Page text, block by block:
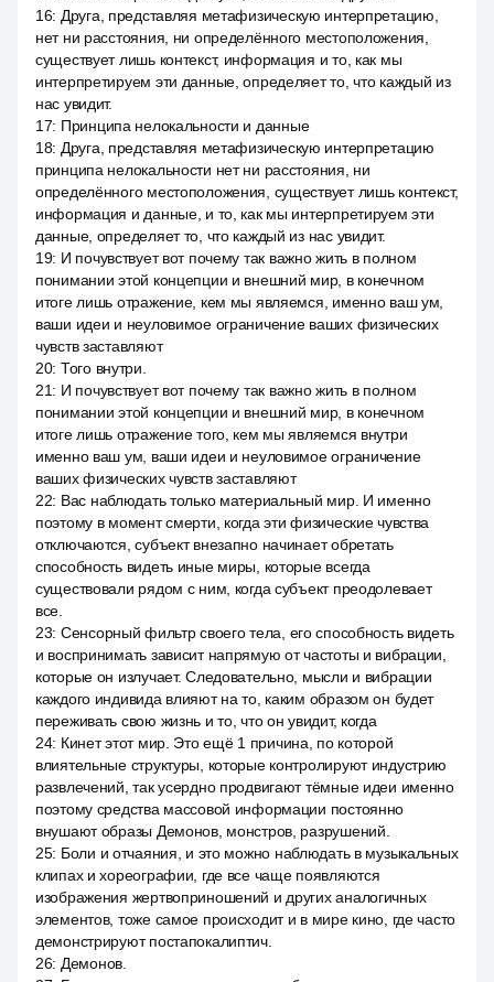
16: Друга, представляя метафизическую интерпретацию,
нет ни расстояния, ни определённого местоположения,
существует лишь контекст, информация и то, как мы
интерпретируем эти данные, определяет то, что каждый из
нас увидит.
17: Принципа нелокальности и данные
18: Друга, представляя метафизическую интерпретацию
принципа нелокальности нет ни расстояния, ни
определённого местоположения, существует лишь контекст,
информация и данные, и то, как мы интерпретируем эти
данные, определяет то, что каждый из нас увидит.
19: И почувствует вот почему так важно жить в полном
понимании этой концепции и внешний мир, в конечном
итоге лишь отражение, кем мы являемся, именно ваш ум,
ваши идеи и неуловимое ограничение ваших физических
чувств заставляют
20: Того внутри.
21: И почувствует вот почему так важно жить в полном
понимании этой концепции и внешний мир, в конечном
итоге лишь отражение того, кем мы являемся внутри
именно ваш ум, ваши идеи и неуловимое ограничение
ваших физических чувств заставляют
22: Вас наблюдать только материальный мир. И именно
поэтому в момент смерти, когда эти физические чувства
отключаются, субъект внезапно начинает обретать
способность видеть иные миры, которые всегда
существовали рядом с ним, когда субъект преодолевает
все.
23: Сенсорный фильтр своего тела, его способность видеть
и воспринимать зависит напрямую от частоты и вибрации,
которые он излучает. Следовательно, мысли и вибрации
каждого индивида влияют на то, каким образом он будет
переживать свою жизнь и то, что он увидит, когда
24: Кинет этот мир. Это ещё 1 причина, по которой
влиятельные структуры, которые контролируют индустрию
развлечений, так усердно продвигают тёмные идеи именно
поэтому средства массовой информации постоянно
внушают образы Демонов, монстров, разрушений.
25: Боли и отчаяния, и это можно наблюдать в музыкальных
клипах и хореографии, где все чаще появляются
изображения жертвоприношений и других аналогичных
элементов, тоже самое происходит и в мире кино, где часто
демонстрируют постапокалиптич.
26: Демонов.